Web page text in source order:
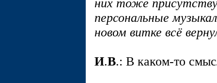
них тоже
персональные
новом витке всё
И.В.: В каком-то